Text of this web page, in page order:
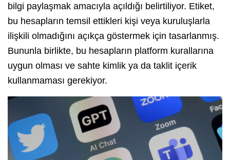
bilgi paylaşmak amacıyla açıldığı belirtiliyor. Etiket,
bu hesapların temsil ettikleri kişi veya kuruluşlarla
ilişkili olmadığını açıkça göstermek için tasarlanmış.
Bununla birlikte, bu hesapların platform kurallarına
uygun olması ve sahte kimlik ya da taklit içerik
kullanmaması gerekiyor.